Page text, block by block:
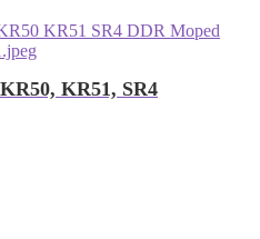
KR51, SR4